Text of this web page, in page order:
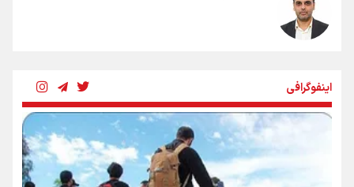
روایت ایران از کنار مردم
اینفوگرافی